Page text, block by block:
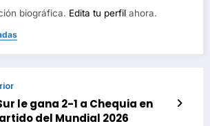
biográfica. Edita tu perfil ahora.
le gana 2-1 a Chequia en
del Mundial 2026